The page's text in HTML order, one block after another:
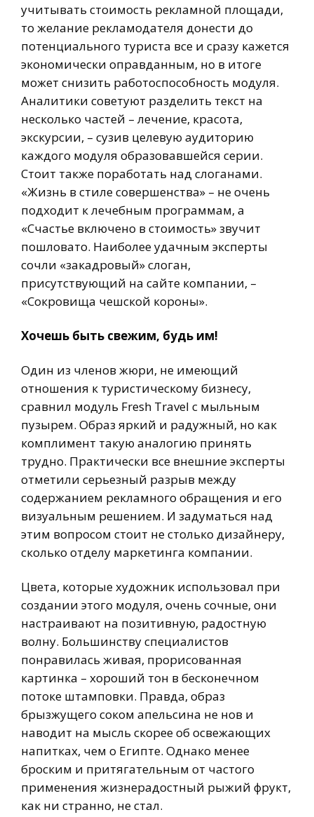
учитывать стоимость рекламной площади,
то желание рекламодателя донести до
потенциального туриста все и сразу кажется
экономически оправданным, но в итоге
может снизить работоспособность модуля.
Аналитики советуют разделить текст на
несколько частей – лечение, красота,
экскурсии, – сузив целевую аудиторию
каждого модуля образовавшейся серии.
Стоит также поработать над слоганами.
«Жизнь в стиле совершенства» – не очень
подходит к лечебным программам, а
«Счастье включено в стоимость» звучит
пошловато. Наиболее удачным эксперты
сочли «закадровый» слоган,
присутствующий на сайте компании, –
«Сокровища чешской короны».
Хочешь быть свежим, будь им!
Один из членов жюри, не имеющий
отношения к туристическому бизнесу,
сравнил модуль Fresh Travel с мыльным
пузырем. Образ яркий и радужный, но как
комплимент такую аналогию принять
трудно. Практически все внешние эксперты
отметили серьезный разрыв между
содержанием рекламного обращения и его
визуальным решением. И задуматься над
этим вопросом стоит не столько дизайнеру,
сколько отделу маркетинга компании.
Цвета, которые художник использовал при
создании этого модуля, очень сочные, они
настраивают на позитивную, радостную
волну. Большинству специалистов
понравилась живая, прорисованная
картинка – хороший тон в бесконечном
потоке штамповки. Правда, образ
брызжущего соком апельсина не нов и
наводит на мысль скорее об освежающих
напитках, чем о Египте. Однако менее
броским и притягательным от частого
применения жизнерадостный рыжий фрукт,
как ни странно, не стал.